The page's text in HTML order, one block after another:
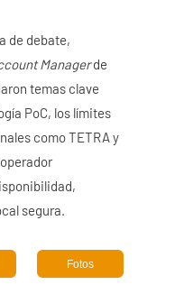
de debate,
Managerde
temas clave
PoC, los límites
como TETRA y
segura.
Fotos